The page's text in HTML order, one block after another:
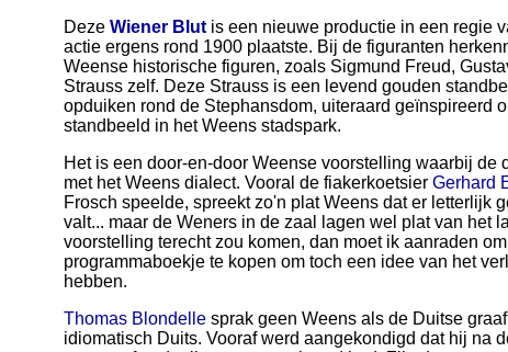
Deze Wiener Blut is een nieuwe productie in een regie
actie ergens rond 1900 plaatste. Bij de figuranten
Weense historische figuren, zoals Sigmund Freud,
Strauss zelf. Deze Strauss is een levend gouden
opduiken rond de Stephansdom, uiteraard geïnspireerd
standbeeld in het Weens stadspark.
Het is een door-en-door Weense voorstelling waarbij de
met het Weens dialect. Vooral de fiakerkoetsier Gerhard
Frosch speelde, spreekt zo'n plat Weens dat er letterlijk
valt... maar de Weners in de zaal lagen wel plat van het
voorstelling terecht zou komen, dan moet ik aanraden
programmaboekje te kopen om toch een idee van het
hebben.
Thomas Blondelle sprak geen Weens als de Duitse
idiomatisch Duits. Vooraf werd aangekondigd dat hij na